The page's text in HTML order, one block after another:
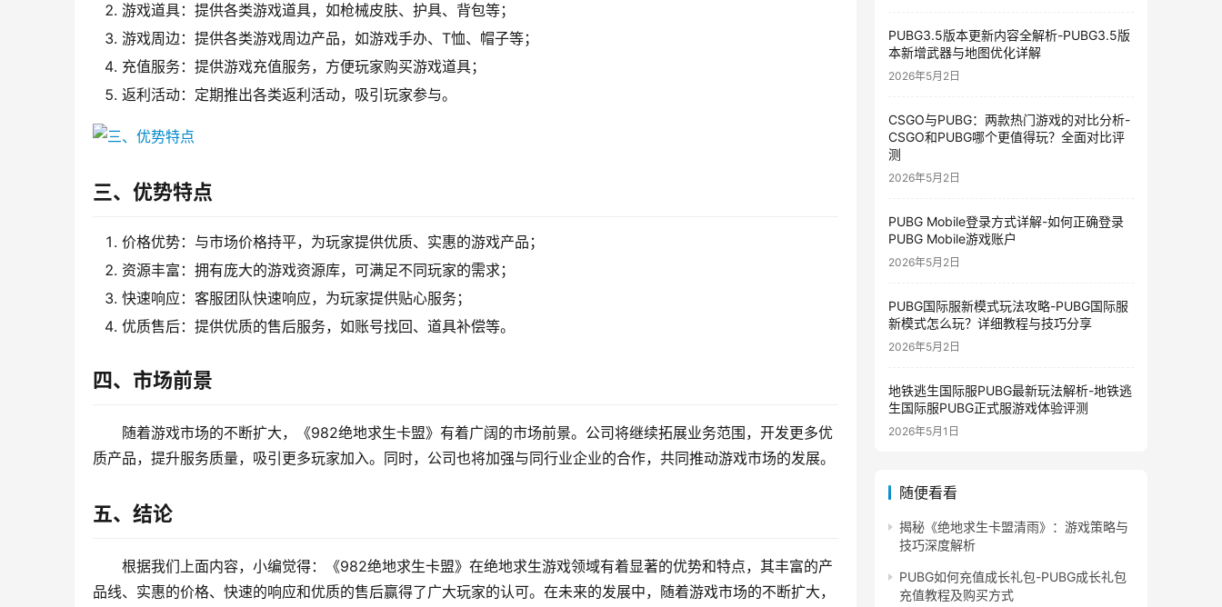
游戏道具：提供各类游戏道具，如枪械皮肤、护具、背包等；
游戏周边：提供各类游戏周边产品，如游戏手办、T恤、帽子等；
充值服务：提供游戏充值服务，方便玩家购买游戏道具；
返利活动：定期推出各类返利活动，吸引玩家参与。
三、优势特点
价格优势：与市场价格持平，为玩家提供优质、实惠的游戏产品；
资源丰富：拥有庞大的游戏资源库，可满足不同玩家的需求；
快速响应：客服团队快速响应，为玩家提供贴心服务；
优质售后：提供优质的售后服务，如账号找回、道具补偿等。
四、市场前景
随着游戏市场的不断扩大，《982绝地求生卡盟》有着广阔的市场前景。公司将继续拓展业务范围，开发更多优
质产品，提升服务质量，吸引更多玩家加入。同时，公司也将加强与同行业企业的合作，共同推动游戏市场的发展。
五、结论
根据我们上面内容，小编觉得：《982绝地求生卡盟》在绝地求生游戏领域有着显著的优势和特点，其丰富的产
品线、实惠的价格、快速的响应和优质的售后赢得了广大玩家的认可。在未来的发展中，随着游戏市场的不断扩大，
PUBG3.5版本更新内容全解析-PUBG3.5版
本新增武器与地图优化详解
2026年5月2日
CSGO与PUBG：两款热门游戏的对比分析-
CSGO和PUBG哪个更值得玩？全面对比评
测
2026年5月2日
PUBG Mobile登录方式详解-如何正确登录
PUBG Mobile游戏账户
2026年5月2日
PUBG国际服新模式玩法攻略-PUBG国际服
新模式怎么玩？详细教程与技巧分享
2026年5月2日
地铁逃生国际服PUBG最新玩法解析-地铁逃
生国际服PUBG正式服游戏体验评测
2026年5月1日
随便看看
揭秘《绝地求生卡盟清雨》：游戏策略与
技巧深度解析
PUBG如何充值成长礼包-PUBG成长礼包
充值教程及购买方式